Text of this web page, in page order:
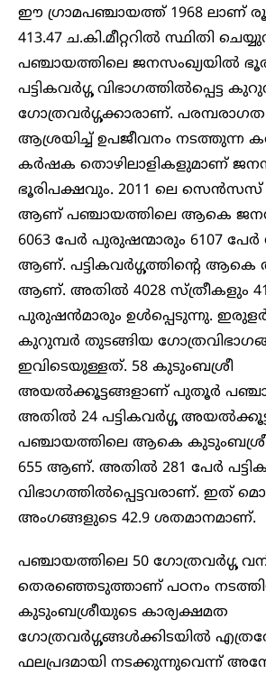
ഈ ഗ്രാമപഞ്ചായത്ത് 1968 ലാണ്
413.47 ച.കി.മീറ്ററിൽ സ്ഥിതി
പഞ്ചായത്തിലെ ജനസംഖ്യയിൽ
പട്ടികവർഗ്ഗ വിഭാഗത്തിൽപ്പെട്ട
ഗോത്രവർഗ്ഗക്കാരാണ്.
ആശ്രയിച്ച് ഉപജീവനം നടത്തുന്ന
കർഷക തൊഴിലാളികളുമാണ്
ഭൂരിപക്ഷവും. 2011 ലെ സെൻസസ്
ആണ് പഞ്ചായത്തിലെ ആകെ
6063 പേർ പുരുഷന്മാരും 6107
ആണ്. പട്ടികവർഗ്ഗത്തിന്റെ ആകെ
ആണ്. അതിൽ 4028 സ്ത്രീകളും
പുരുഷൻമാരും ഉൾപ്പെടുന്നു.
കുറുമ്പർ തുടങ്ങിയ
ഇവിടെയുള്ളത്. 58 കുടുംബശ്രീ
അയൽക്കൂട്ടങ്ങളാണ് പുതൂർ
അതിൽ 24 പട്ടികവർഗ്ഗ
പഞ്ചായത്തിലെ ആകെ
655 ആണ്. അതിൽ 281 പേർ
വിഭാഗത്തിൽപ്പെട്ടവരാണ്. ഇത്
അംഗങ്ങളുടെ 42.9 ശതമാനമാണ്.
പഞ്ചായത്തിലെ 50 ഗോത്രവർഗ്ഗ
തെരഞ്ഞെടുത്താണ് പഠനം
കുടുംബശ്രീയുടെ കാര്യക്ഷമത
ഗോത്രവർഗ്ഗങ്ങൾക്കിടയിൽ
ഫലപ്രദമായി നടക്കുന്നുവെന്ന്